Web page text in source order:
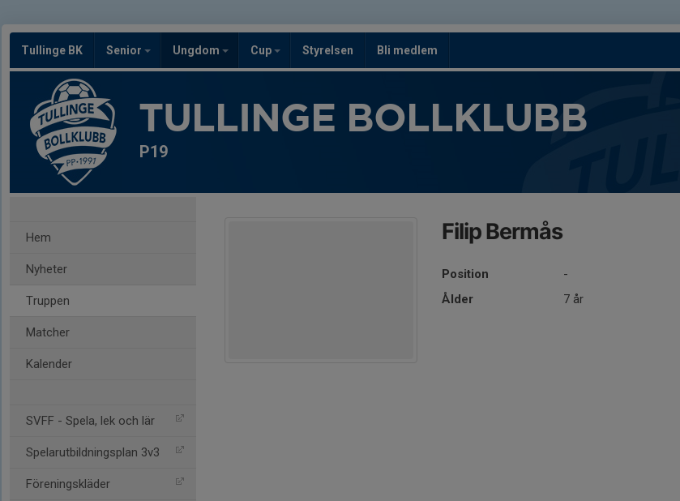
Tullinge BK Senior Ungdom Cup Styrelsen Bli medlem
TULLINGE BOLLKLUBB
P19
Hem
Nyheter
Truppen
Matcher
Kalender
SVFF - Spela, lek och lär
Spelarutbildningsplan 3v3
Föreningskläder
Filip Bermås
Position
-
Ålder
7 år